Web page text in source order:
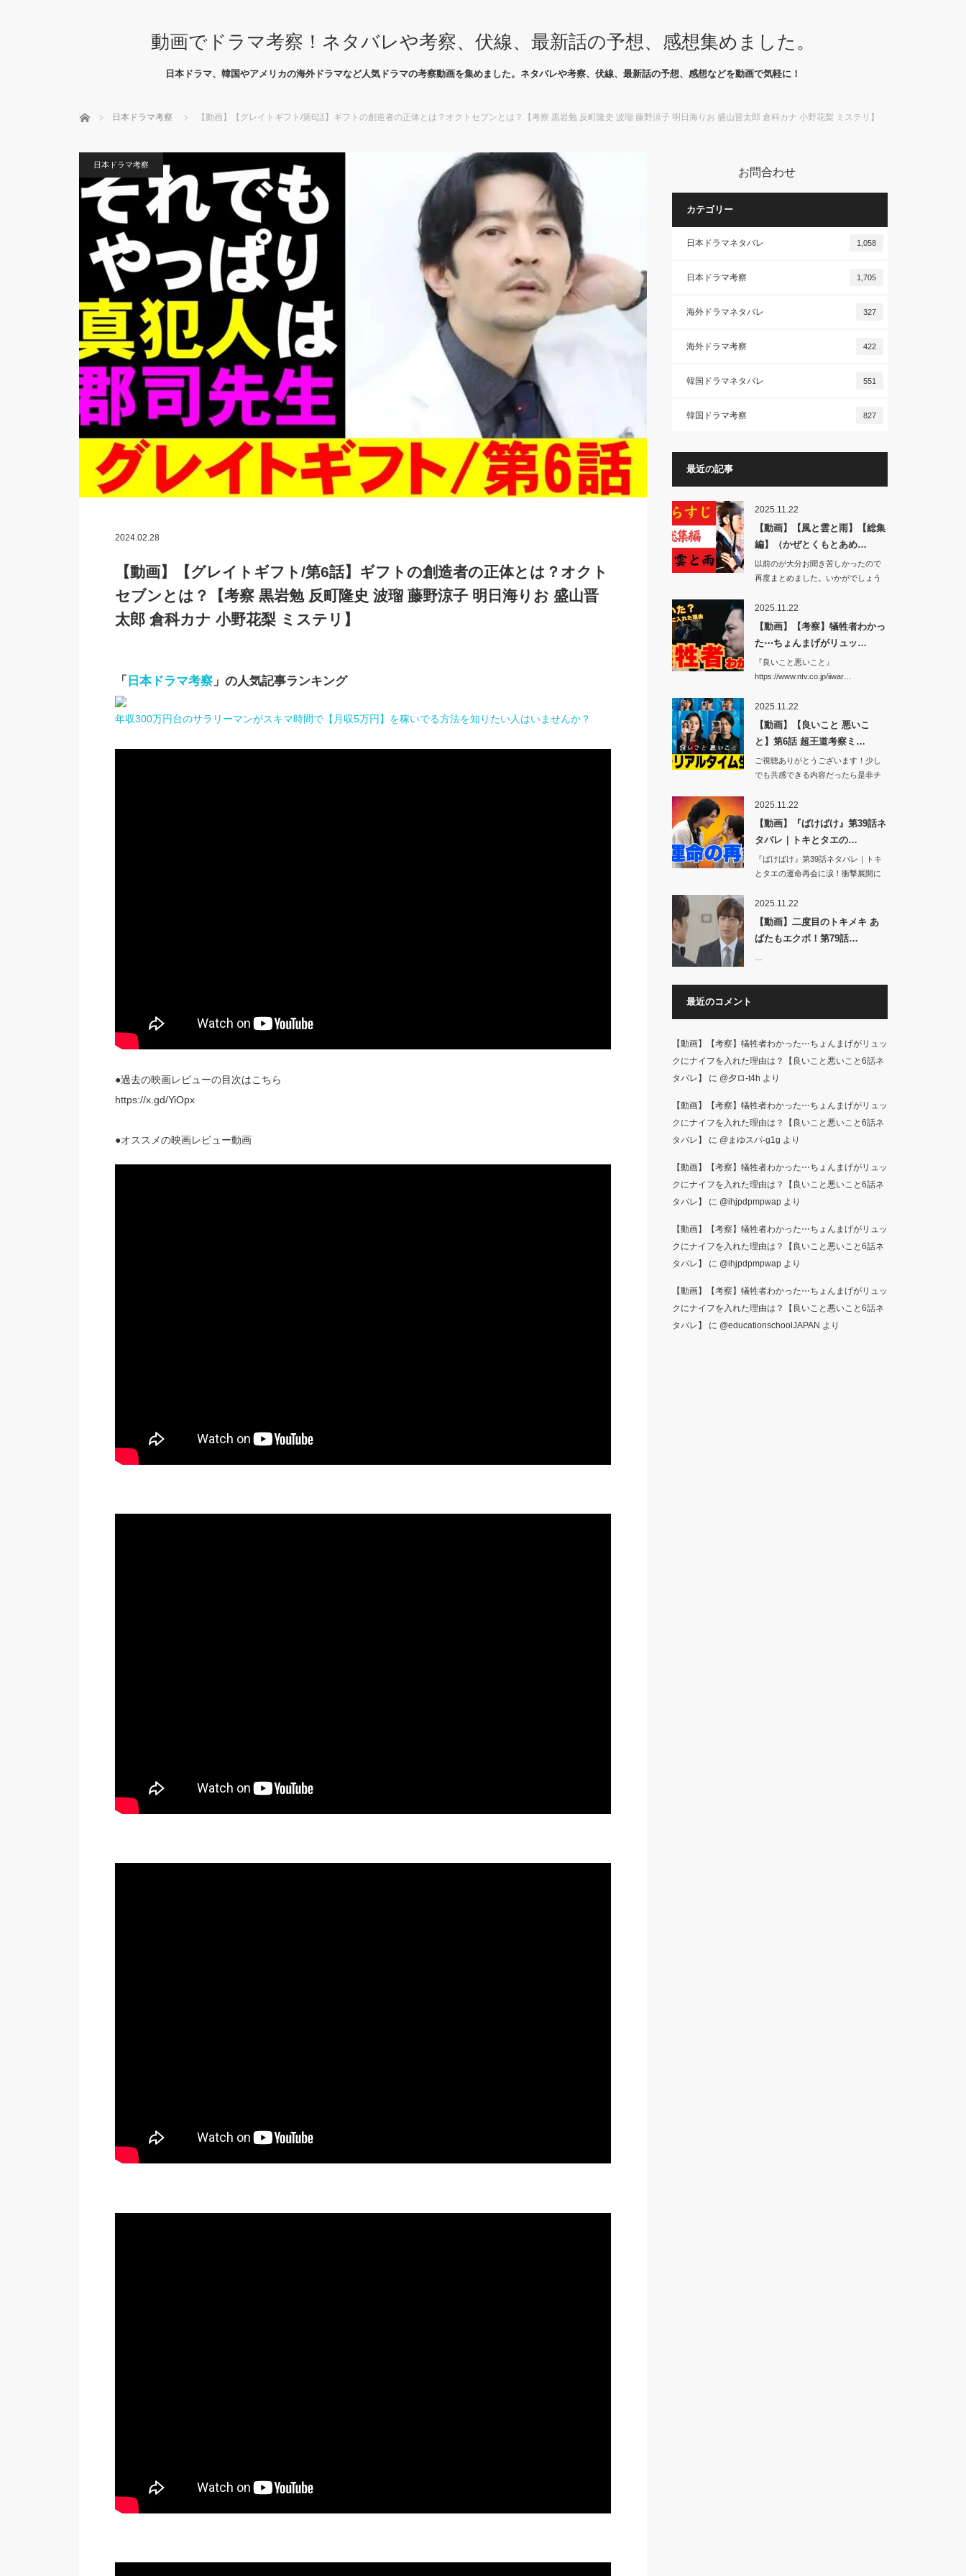
動画でドラマ考察！ネタバレや考察、伏線、最新話の予想、感想集めました。
日本ドラマ、韓国やアメリカの海外ドラマなど人気ドラマの考察動画を集めました。ネタバレや考察、伏線、最新話の予想、感想などを動画で気軽に！
ホーム 日本ドラマ考察 【動画】【グレイトギフト/第6話】ギフトの創造者の正体とは？オクトセブンとは？【考察 黒岩勉 反町隆史 波瑠 藤野涼子 明日海りお 盛山晋太郎 倉科カナ 小野花梨 ミステリ】
日本ドラマ考察
2024.02.28
【動画】【グレイトギフト/第6話】ギフトの創造者の正体とは？オクト
セブンとは？【考察 黒岩勉 反町隆史 波瑠 藤野涼子 明日海りお 盛山晋
太郎 倉科カナ 小野花梨 ミステリ】
「 日本ドラマ考察」の人気記事ランキング
年収300万円台のサラリーマンがスキマ時間で【月収5万円】を稼いでる方法を知りたい人はいませんか？
●過去の映画レビューの目次はこちら
https://x.gd/YiOpx
●オススメの映画レビュー動画
お問合わせ
カテゴリー
日本ドラマネタバレ 1,058
日本ドラマ考察 1,705
海外ドラマネタバレ 327
海外ドラマ考察 422
韓国ドラマネタバレ 551
韓国ドラマ考察 827
最近の記事
2025.11.22
【動画】【風と雲と雨】【総集
編】（かぜとくもとあめ…
以前のが大分お聞き苦しかったので
再度まとめました。いかがでしょう
2025.11.22
【動画】【考察】犠牲者わかっ
た⋯ちょんまげがリュッ…
『良いこと悪いこと』
https://www.ntv.co.jp/iiwar…
2025.11.22
【動画】【良いこと 悪いこ
と】第6話 超王道考察ミ…
ご視聴ありがとうございます！少し
でも共感できる内容だったら是非チ
2025.11.22
【動画】『ばけばけ』第39話ネ
タバレ｜トキとタエの…
『ばけばけ』第39話ネタバレ｜トキ
とタエの運命再会に涙！衝撃展開に
2025.11.22
【動画】二度目のトキメキ あ
ばたもエクボ！第79話…
最近のコメント
【動画】【考察】犠牲者わかった⋯ちょんまげがリュッ
クにナイフを入れた理由は？【良いこと悪いこと6話ネ
タバレ】
に @夕ロ-t4h より
【動画】【考察】犠牲者わかった⋯ちょんまげがリュッ
クにナイフを入れた理由は？【良いこと悪いこと6話ネ
タバレ】
に @まゆスパ-g1g より
【動画】【考察】犠牲者わかった⋯ちょんまげがリュッ
クにナイフを入れた理由は？【良いこと悪いこと6話ネ
タバレ】
に @ihjpdpmpwapより
【動画】【考察】犠牲者わかった⋯ちょんまげがリュッ
クにナイフを入れた理由は？【良いこと悪いこと6話ネ
タバレ】
に @ihjpdpmpwapより
【動画】【考察】犠牲者わかった⋯ちょんまげがリュッ
クにナイフを入れた理由は？【良いこと悪いこと6話ネ
タバレ】
に @educationschoolJAPAN より